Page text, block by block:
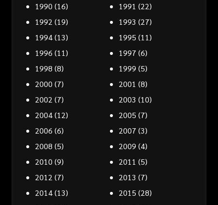
1990 (16) 1991 (22)
1992 (19) 1993 (27)
1994(13) 1995 (11)
1996 (11) 1997 (6)
1998 (8) 1999 (5)
2000 (7) 2001 (8)
2002 (7) 2003 (10)
2004(12) 2005 (7)
2006 (6) 2007 (3)
2008 (5) 2009 (4)
2010 (9) 2011 (5)
2012 (7) 2013 (7)
2014(13) 2015 (28)